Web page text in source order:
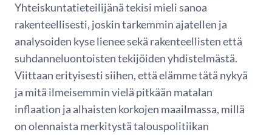
Yhteiskuntatieteilijänä tekisi mieli sanoa
rakenteellisesti, joskin tarkemmin ajatellen ja
analysoiden kyse lienee sekä rakenteellisten että
suhdanneluontoisten tekijöiden yhdistelmästä.
Viittaan erityisesti siihen, että elämme tätä nykyä
ja mitä ilmeisemmin vielä pitkään matalan
inflaation ja alhaisten korkojen maailmassa, millä
on olennaista merkitystä talouspolitiikan